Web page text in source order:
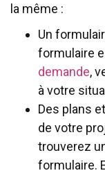
la même :
Un
formulaire
demande,
à votre
Des plans
de votre
trouverez
formulaire.